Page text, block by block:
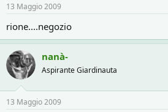
13 Maggio 2009
rione....negozio
nanà-
Aspirante Giardinauta
13 Maggio 2009